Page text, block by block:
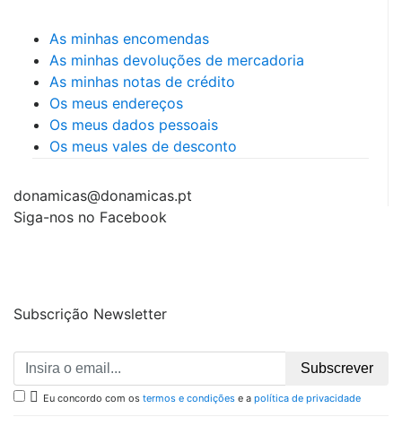
As minhas encomendas
As minhas devoluções de mercadoria
As minhas notas de crédito
Os meus endereços
Os meus dados pessoais
Os meus vales de desconto
donamicas@donamicas.pt
Siga-nos no Facebook
Subscrição Newsletter
Subscrever
 Eu concordo com os termos e condições e a política de privacidade